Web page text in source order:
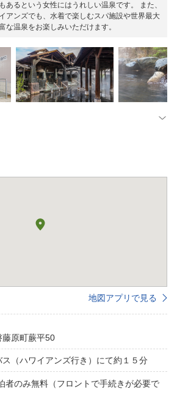
あるという女性にはうれしい温泉です。 また、
アンズでも、水着で楽しむスパ施設や世界最大
な温泉をお楽しみいただけます。
地図アプリで見る
原町蕨平50
（ハワイアンズ行き）にて約１５分
のみ無料（フロントで手続きが必要で